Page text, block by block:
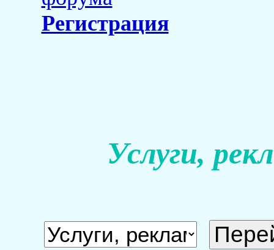
Регистрация
Услуги,